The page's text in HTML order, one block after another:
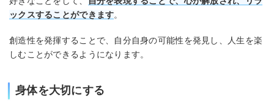
ックスすることができます。
創造性を発揮することで、自分自身の可能性を発見し、人生を楽
しむことができるようになります。
身体を大切にする